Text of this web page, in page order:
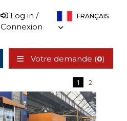
Log in /
Connexion
FRANÇAIS
Votre demande (0)
1 2